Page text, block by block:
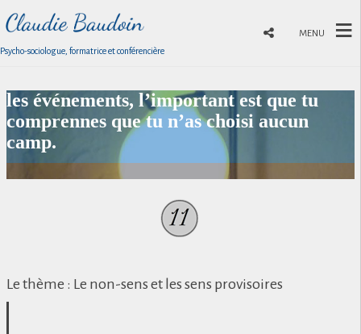
Psycho-sociologue, formatrice et conférencière
MENU
les événements, l’important est que tu
comprennes que tu n’as choisi aucun
camp.
Le thème : Le non-sens et les sens provisoires